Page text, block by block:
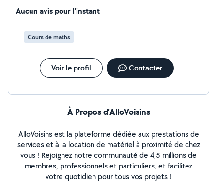
Aucun avis pour l'instant
Cours de maths
Voir le profil Contacter
À Propos d’AlloVoisins
AlloVoisins est la plateforme dédiée aux prestations de
services et à la location de matériel à proximité de chez
vous ! Rejoignez notre communauté de 4,5 millions de
membres, professionnels et particuliers, et facilitez
votre quotidien pour tous vos projets !